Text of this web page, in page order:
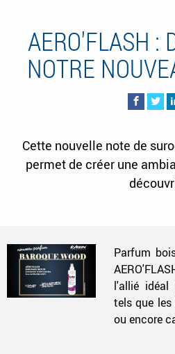
AERO'FLASH :
NOTRE
Cette nouvelle note de
permet de créer une
Parfum
l'allié idéal
tels que
ou encore